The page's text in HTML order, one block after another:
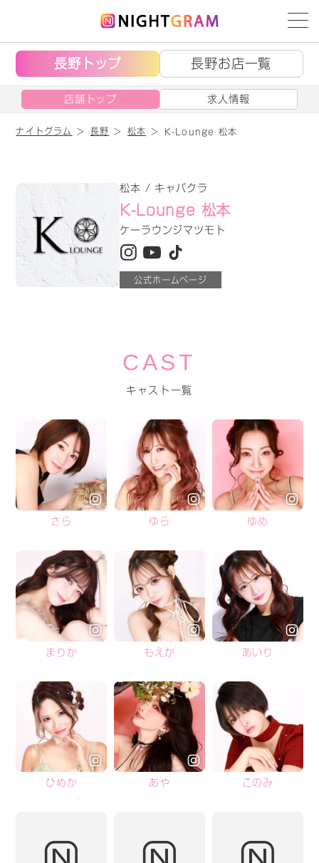
長野トップ 長野お店一覧
店舗トップ 求人情報
ナイトグラム 長野 松本 K-Lounge 松本
松本 / キャバクラ
K-Lounge 松本
ケーラウンジマツモト
公式ホームページ
CAST
キャスト一覧
さら ゆら ゆめ
まりか もえか あいり
ひめか あや このみ